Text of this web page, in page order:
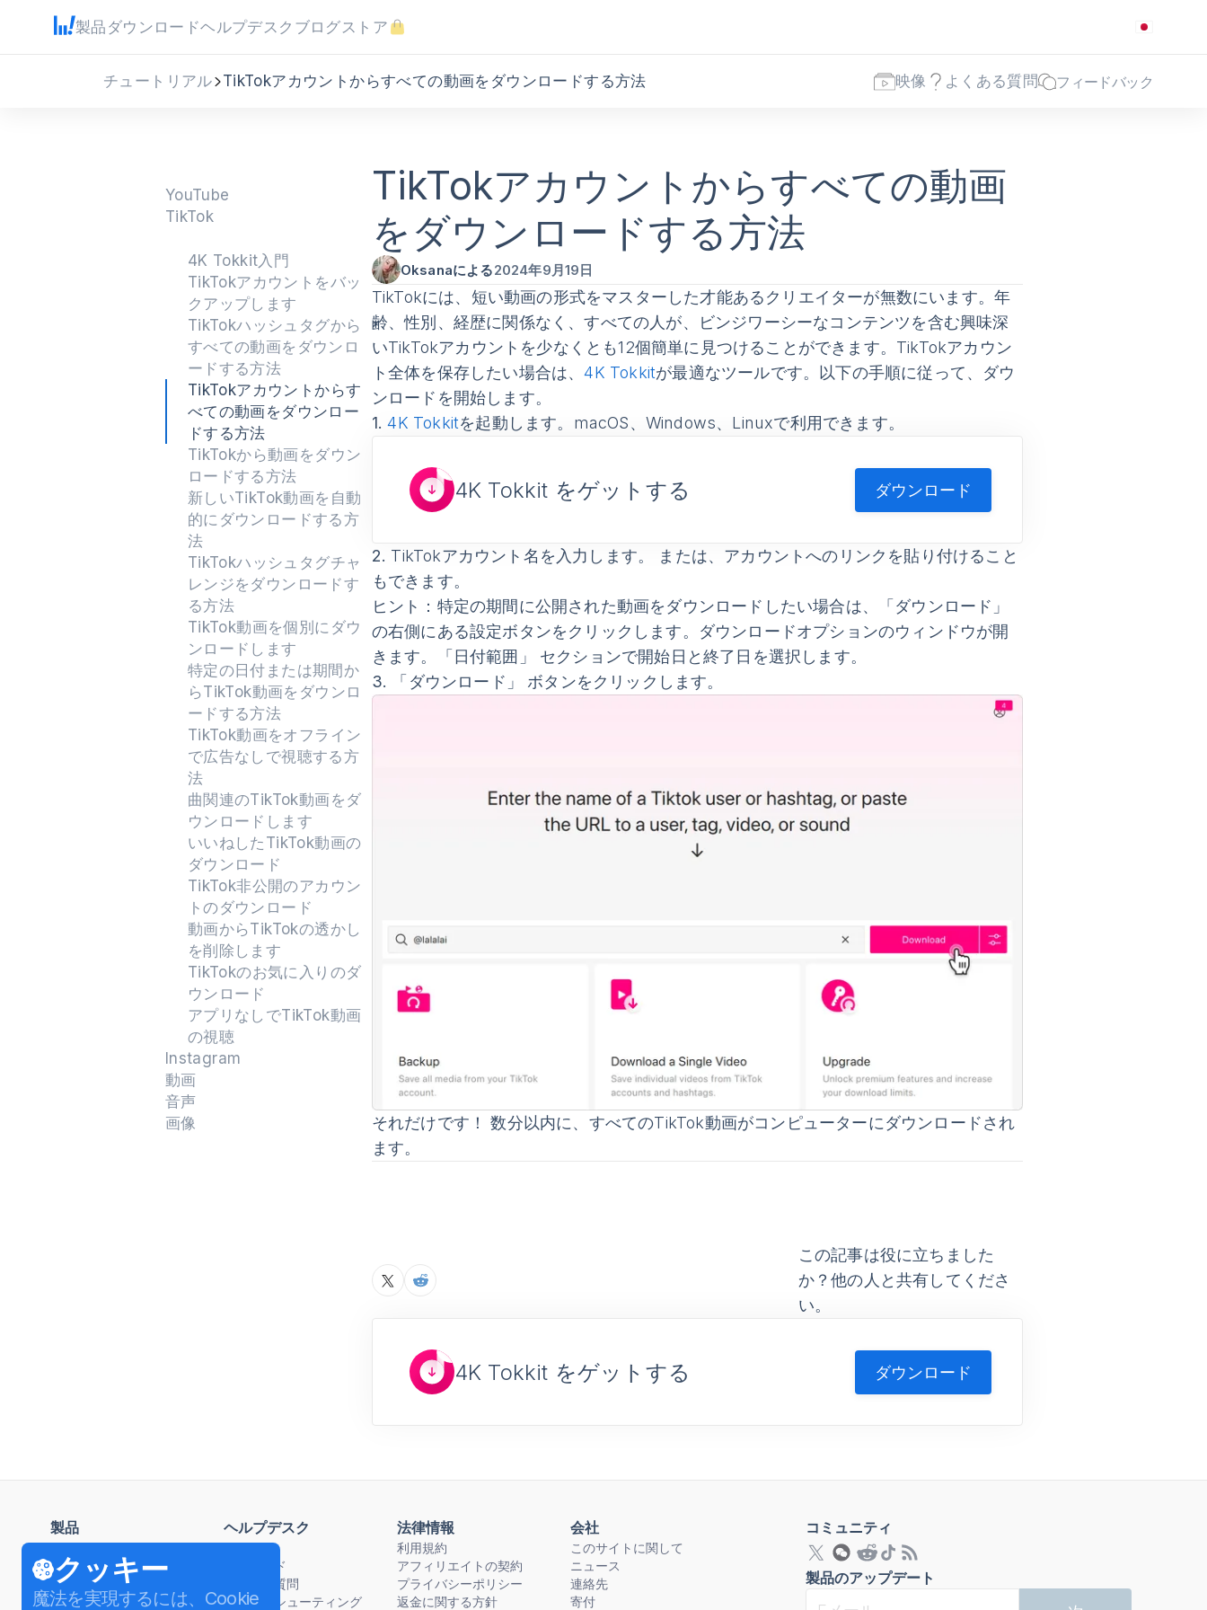
製品 ダウンロードヘルプデスク ブログ ストア
チュートリアル TikTokアカウントからすべての動画をダウンロードする方法 映像 よくある質問 フィードバック
YouTube
TikTok
4K Tokkit入門
TikTokアカウントをバッ
クアップします
TikTokハッシュタグから
すべての動画をダウンロ
ードする方法
TikTokアカウントからす
べての動画をダウンロー
ドする方法
TikTokから動画をダウン
ロードする方法
新しいTikTok動画を自動
的にダウンロードする方
法
TikTokハッシュタグチャ
レンジをダウンロードす
る方法
TikTok動画を個別にダウ
ンロードします
特定の日付または期間か
らTikTok動画をダウンロ
ードする方法
TikTok動画をオフライン
で広告なしで視聴する方
法
曲関連のTikTok動画をダ
ウンロードします
いいねしたTikTok動画の
ダウンロード
TikTok非公開のアカウン
トのダウンロード
動画からTikTokの透かし
を削除します
TikTokのお気に入りのダ
ウンロード
アプリなしでTikTok動画
の視聴
Instagram
動画
音声
画像
TikTokアカウントからすべての動画
をダウンロードする方法
Oksanaによる2024年9月19日
TikTokには、短い動画の形式をマスターした才能あるクリエイターが無数にいます。年
齢、性別、経歴に関係なく、すべての人が、ビンジワーシーなコンテンツを含む興味深
いTikTokアカウントを少なくとも12個簡単に見つけることができます。TikTokアカウン
ト全体を保存したい場合は、4K Tokkitが最適なツールです。以下の手順に従って、ダウ
ンロードを開始します。
1. 4K Tokkitを起動します。macOS、Windows、Linuxで利用できます。
4K Tokkit をゲットする ダウンロード
2. TikTokアカウント名を入力します。 または、アカウントへのリンクを貼り付けること
もできます。
ヒント ：特定の期間に公開された動画をダウンロードしたい場合は、「ダウンロード」
の右側にある設定ボタンをクリックします。
ダウンロードオプションのウィンドウが開
きます。
「日付範囲」
セクションで開始日と終了日を選択します。
3.
「ダウンロード」 ボタンをクリックします。
それだけです！ 数分以内に、すべてのTikTok動画がコンピューターにダウンロードされ
ます。
この記事は役に立ちました
か？他の人と共有してくださ
い。
4K Tokkit をゲットする ダウンロード
製品
4K Video Downloader Plus
4K Tokkit
4K Stogram
4K YouTube to MP3
ヘルプデスク
ハウツー
動画ガイド
よくある質問
トラブルシューティング
法律情報
利用規約
アフィリエイトの契約
プライバシーポリシー
返金に関する方針
会社
このサイトに関して
ニュース
連絡先
寄付
コミュニティ
製品のアップデート
クッキー
魔法を実現するには、Cookie